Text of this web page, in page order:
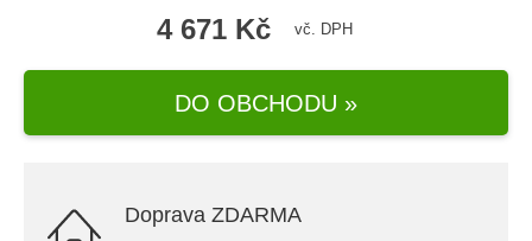
4 671 Kč vč. DPH
DO OBCHODU »
Doprava ZDARMA